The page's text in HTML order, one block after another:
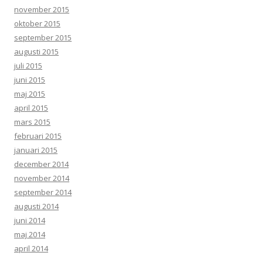
november 2015
oktober 2015
september 2015
augusti 2015
juli 2015
juni 2015
maj 2015
april 2015
mars 2015
februari 2015
januari 2015
december 2014
november 2014
september 2014
augusti 2014
juni 2014
maj 2014
april 2014